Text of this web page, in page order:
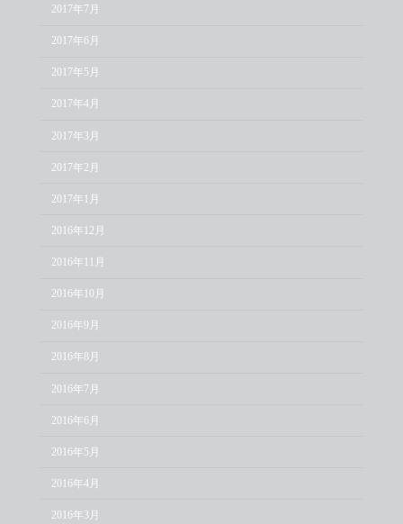
2017年7月
2017年6月
2017年5月
2017年4月
2017年3月
2017年2月
2017年1月
2016年12月
2016年11月
2016年10月
2016年9月
2016年8月
2016年7月
2016年6月
2016年5月
2016年4月
2016年3月